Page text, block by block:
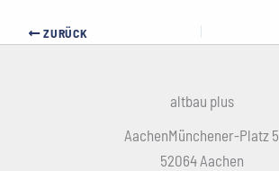
ZURÜCK
altbau plus
AachenMünchener-Platz 5
52064 Aachen